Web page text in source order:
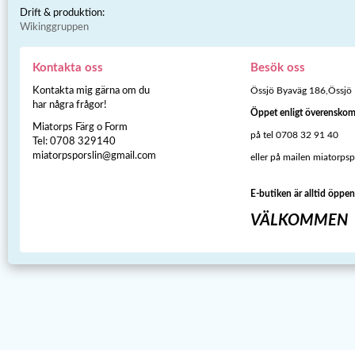
Drift & produktion:
Wikinggruppen
Kontakta oss
Kontakta mig gärna om du
har några frågor!
Miatorps Färg o Form
Tel: 0708 329140
miatorpsporslin@gmail.com
Besök oss
Össjö Byaväg 186,Össjö
Öppet enligt
på tel 0708 32 91 40
eller på mailen
E-butiken är alltid öppen
VÄLKOMMEN